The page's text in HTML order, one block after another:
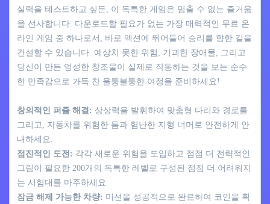
실력을 테스트하고 싶든, 이 독특한 게임은 멈출 수 없는 즐거움
을 선사합니다. 다운로드할 필요가 없는 가장 매력적인 무료 온
라인 게임 중 하나로서, 바로 액션에 뛰어들어 승리를 향한 길을
건설할 수 있습니다. 예상치 못한 위험, 기괴한 장애물, 그리고
당신이 만든 엉성한 창조물이 실제로 작동하는 것을 보는 순수
한 만족감으로 가득 찬 울퉁불퉁한 여정을 준비하세요!
창의적인 퍼즐 해결: 상상력을 발휘하여 맞춤형 다리와 경로를
그리고, 자동차를 위험한 틈과 험난한 지형 너머로 안전하게 안
내하세요.
점진적인 도전: 각각 새로운 위험을 도입하고 점점 더 전략적인
그림이 필요한 200개의 독특한 레벨로 구성된 점점 더 어려워지
는 시험대를 마주하세요.
잠금 해제 가능한 차량: 미션을 성공적으로 완료하여 코인을 획